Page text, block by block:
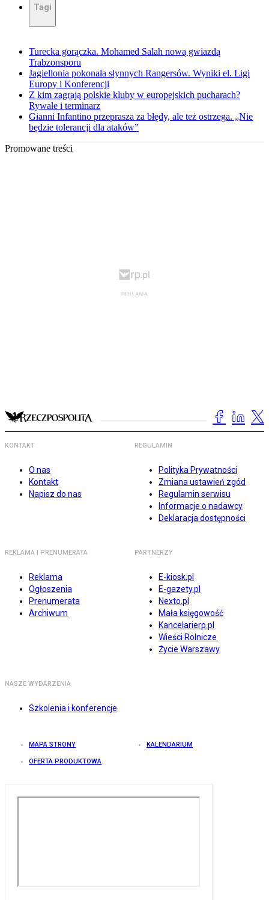
Tagi
Turecka gorączka. Mohamed Salah nową gwiazdą
Trabzonsporu
Jagiellonia pokonała słynnych Rangersów. Wyniki el. Ligi
Europy i Konferencji
Z kim zagrają polskie kluby w europejskich pucharach?
Rywale i terminarz
Gianni Infantino przeprasza za błędy, ale też ostrzega. „Nie
będzie tolerancji dla ataków”
Promowane treści
KONTAKT
O nas
Kontakt
Napisz do nas
REGULAMIN
Polityka Prywatności
Zmiana ustawień zgód
Regulamin serwisu
Informacje o nadawcy
Deklaracja dostępności
REKLAMA I PRENUMERATA
Reklama
Ogłoszenia
Prenumerata
Archiwum
PARTNERZY
E-kiosk.pl
E-gazety.pl
Nexto.pl
Mała księgowość
Kancelarierp.pl
Wieści Rolnicze
Życie Warszawy
NASZE WYDARZENIA
Szkolenia i konferencje
MAPA STRONY KALENDARIUM
OFERTA PRODUKTOWA